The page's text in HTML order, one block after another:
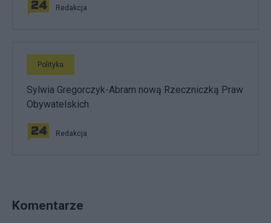
Redakcja
Polityka
Sylwia Gregorczyk-Abram nową Rzeczniczką Praw
Obywatelskich
Redakcja
Komentarze